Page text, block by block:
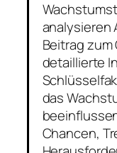
analysieren
Beitrag zum
detaillierte
das
Chancen,